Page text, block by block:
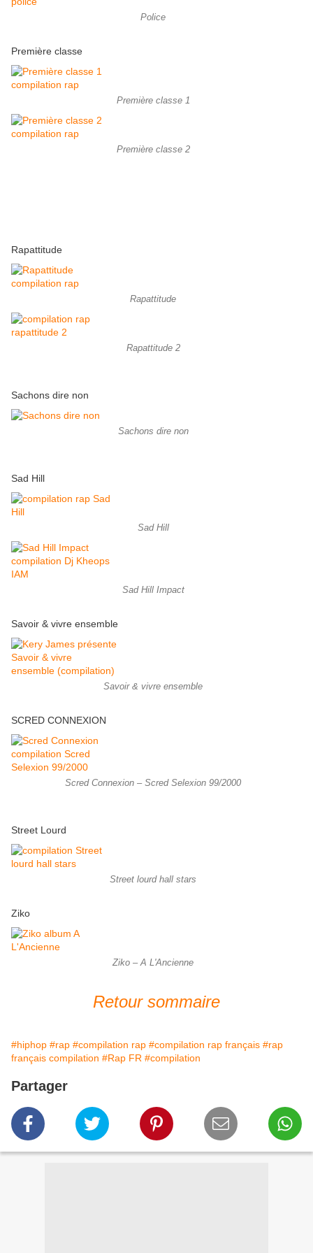
Police
Première classe
Première classe 1
Première classe 2
Rapattitude
Rapattitude
Rapattitude 2
Sachons dire non
Sachons dire non
Sad Hill
Sad Hill
Sad Hill Impact
Savoir & vivre ensemble
Savoir & vivre ensemble
SCRED CONNEXION
Scred Connexion – Scred Selexion 99/2000
Street Lourd
Street lourd hall stars
Ziko
Ziko – A L'Ancienne
Retour sommaire
#hiphop #rap #compilation rap #compilation rap français #rap
français compilation #Rap FR #compilation
Partager